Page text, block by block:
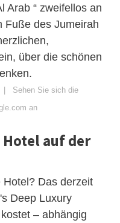
Arab “ zweifellos an
Fuße des Jumeirah
über die schönen
| Sehen Sie sich die
an
Hotel auf der
Das derzeit
Deep Luxury
– abhängig